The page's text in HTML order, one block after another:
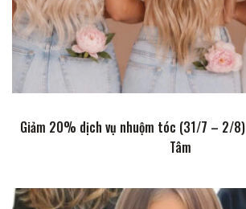
Giảm 20% dịch vụ nhuộm tóc (31/7 – 2/
Tâm